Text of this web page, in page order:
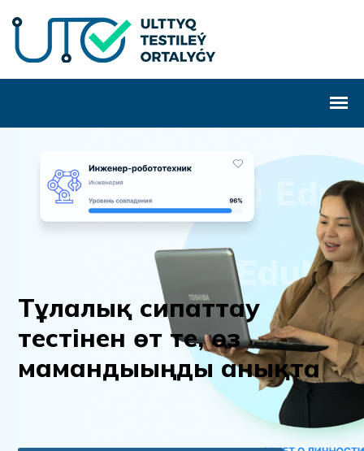
Тұлалық сипаттау
тестінен өт те, өз
мамандыыңды анықта